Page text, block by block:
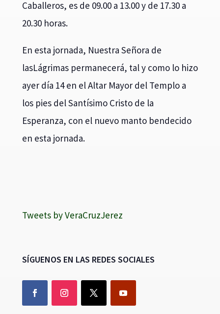
Caballeros, es de 09.00 a 13.00 y de 17.30 a
20.30 horas.
En esta jornada, Nuestra Señora de
lasLágrimas permanecerá, tal y como lo hizo
ayer día 14 en el Altar Mayor del Templo a
los pies del Santísimo Cristo de la
Esperanza, con el nuevo manto bendecido
en esta jornada.
Tweets by VeraCruzJerez
SÍGUENOS EN LAS REDES SOCIALES